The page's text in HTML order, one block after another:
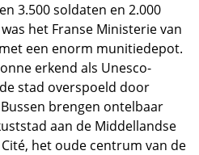
3.500 soldaten en 2.000
het Franse Ministerie van
een enorm munitiedepot.
erkend als Unesco-
stad overspoeld door
brengen ontelbaar
aan de Middellandse
het oude centrum van de